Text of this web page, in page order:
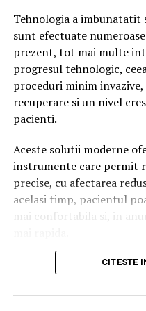
Până de curând,
Un utilizator căuta:
agenție SEO
Google afișa o listă de
Persoana analiza mai
companie să contacteze.
Astăzi, aceeași persoană
Tehnologia a imbunatatit
sunt efectuate
prezent, tot mai multe
progresul tehnologic,
proceduri minim
recuperare si un nivel
pacienti.
Aceste solutii moderne
instrumente care permit
precise, cu afectarea
acelasi timp, pacientul
mai confortabila si, in
Printre inovatiile
numeroase proceduri
CITESTE